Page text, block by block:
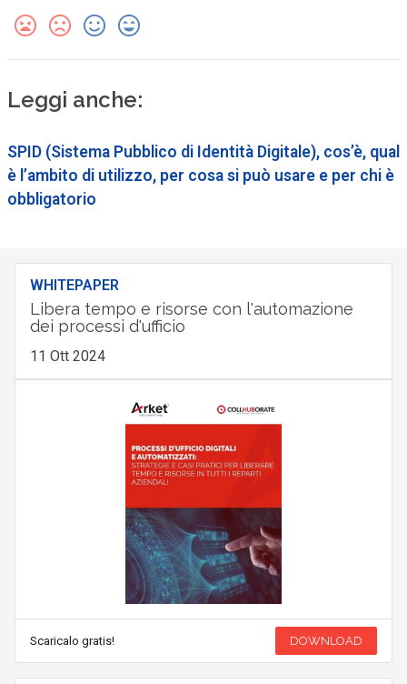
Leggi anche:
SPID (Sistema Pubblico di Identità Digitale), cos’è, qual
è l’ambito di utilizzo, per cosa si può usare e per chi è
obbligatorio
WHITEPAPER
Libera tempo e risorse con l'automazione
dei processi d'ufficio
11 Ott 2024
Scaricalo gratis! DOWNLOAD